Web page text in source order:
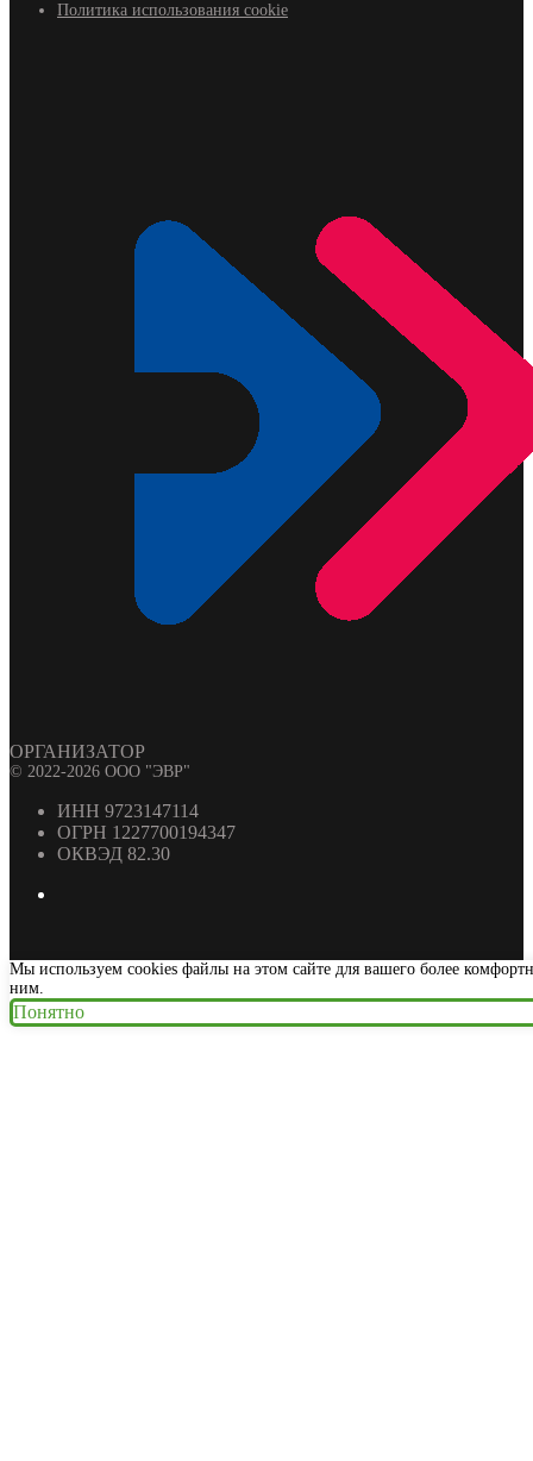
Политика использования cookie
ОРГАНИЗАТОР
© 2022-2026 ООО "ЭВР"
ИНН 9723147114
ОГРН 1227700194347
ОКВЭД 82.30
Мы используем cookies файлы на этом сайте для вашего более
ним.
Понятно